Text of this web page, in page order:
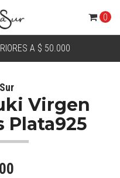
A $ 50.000
0
Virgen
Plata925